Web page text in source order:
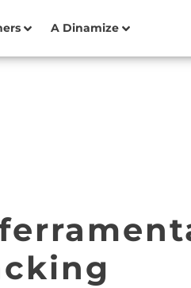
A Dinamize